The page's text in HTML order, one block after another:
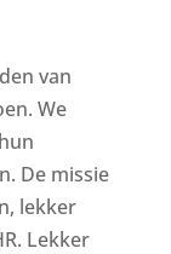
van
We
De missie
lekker
Lekker